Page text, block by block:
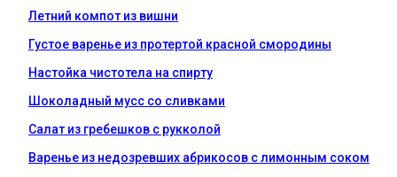
Летний компот из вишни
Густое варенье из протертой красной смородины
Настойка чистотела на спирту
Шоколадный мусс со сливками
Салат из гребешков с рукколой
Варенье из недозревших абрикосов с лимонным соком